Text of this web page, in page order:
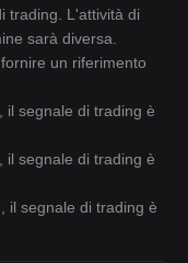
trading. L'attività di
sarà diversa.
un riferimento
il segnale di trading è
il segnale di trading è
il segnale di trading è